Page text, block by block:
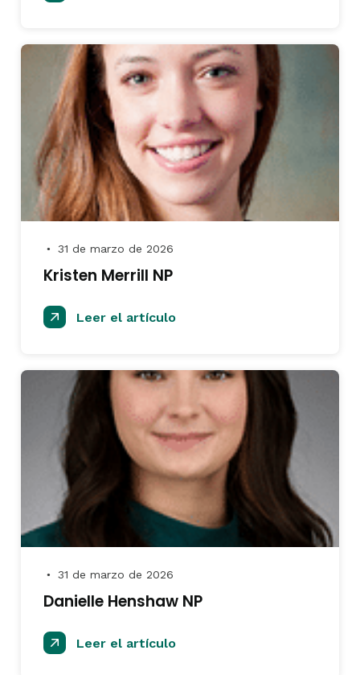
● 31 de marzo de 2026
Kristen Merrill NP
Leer el artículo
● 31 de marzo de 2026
Danielle Henshaw NP
Leer el artículo